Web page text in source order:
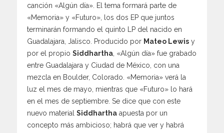
canción «Algún día». El tema formará parte de
«Memoria» y «Futuro», los dos EP que juntos
terminarán formando el quinto LP del nacido en
Guadalajara, Jalisco. Producido por Mateo Lewis y
por el propio Siddhartha , «Algún día» fue grabado
entre Guadalajara y Ciudad de México, con una
mezcla en Boulder, Colorado. «Memoria» verá la
luz el mes de mayo, mientras que «Futuro» lo hará
en el mes de septiembre. Se dice que con este
nuevo material Siddhartha apuesta por un
concepto más ambicioso; habrá que ver y habrá